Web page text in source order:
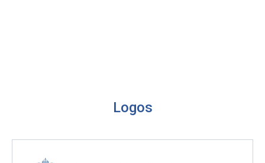
Logos